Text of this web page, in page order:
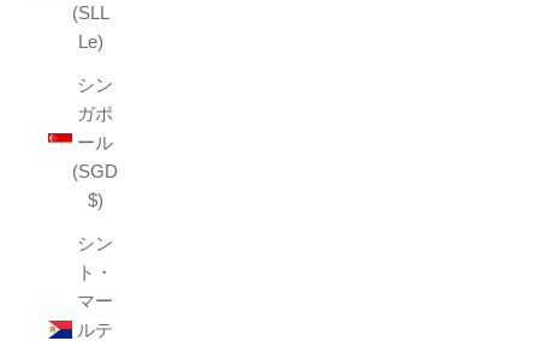
(SLL
Le)
シン
ガポ
ール
(SGD
$)
シン
ト・
マー
ルテ